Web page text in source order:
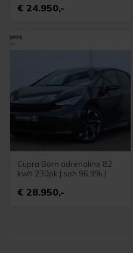
€ 24.950,-
Cupra Born adrenaline 82
kwh 230pk | soh 96,9% |
€ 28.950,-